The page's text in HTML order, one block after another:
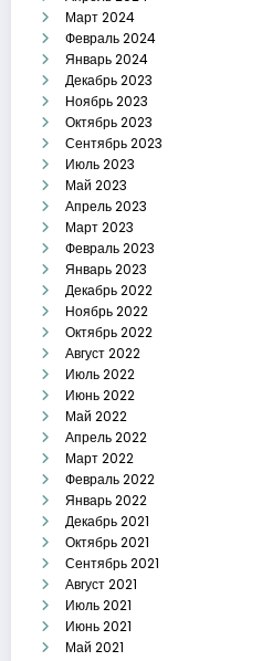
Март 2024
Февраль 2024
Январь 2024
Декабрь 2023
Ноябрь 2023
Октябрь 2023
Сентябрь 2023
Июль 2023
Май 2023
Апрель 2023
Март 2023
Февраль 2023
Январь 2023
Декабрь 2022
Ноябрь 2022
Октябрь 2022
Август 2022
Июль 2022
Июнь 2022
Май 2022
Апрель 2022
Март 2022
Февраль 2022
Январь 2022
Декабрь 2021
Октябрь 2021
Сентябрь 2021
Август 2021
Июль 2021
Июнь 2021
Май 2021